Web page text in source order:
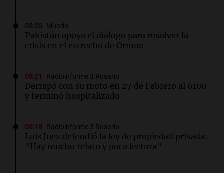
08:25 Mundo
Pakistán apoya el diálogo para resolver la
crisis en el estrecho de Ormuz
08:21 Radioinforme 3 Rosario
Derrapó con su moto en 27 de Febrero al 6100
y terminó hospitalizado
08:18 Radioinforme 3 Rosario
Luis Juez defendió la ley de propiedad privada:
"Hay mucho relato y poca lectura"